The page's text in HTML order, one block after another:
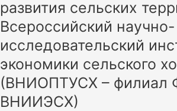
развития сельских
Всероссийский научно-
исследовательский
экономики сельского
(ВНИОПТУСХ –
ВНИИЭСХ)